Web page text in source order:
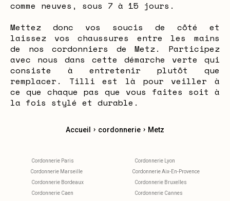
comme neuves, sous 7 à 15 jours.
Mettez donc vos soucis de côté et
laissez vos chaussures entre les mains
de nos cordonniers de Metz. Participez
avec nous dans cette démarche verte qui
consiste à entretenir plutôt que
remplacer. Tilli est là pour veiller à
ce que chaque pas que vous faites soit à
la fois stylé et durable.
Accueil › cordonnerie › Metz
Cordonnerie Paris
Cordonnerie Lyon
Cordonnerie Marseille
Cordonnerie Aix-En-Provence
Cordonnerie Bordeaux
Cordonnerie Bruxelles
Cordonnerie Caen
Cordonnerie Cannes